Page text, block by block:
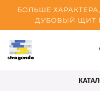
БОЛЬШЕ
ДУБОВЫЙ ЩИТ
Таллинн